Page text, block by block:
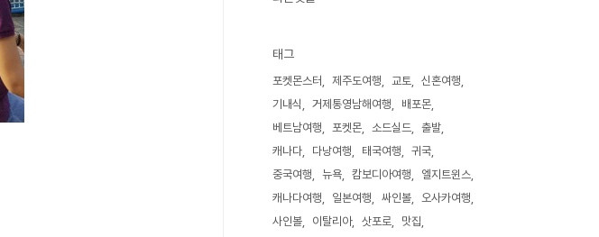
태그
포켓몬스터 제주도여행 교토
신혼여행
기내식
거제통영남해여행
배포몬
베트남여행
포켓몬 소드실드
출발
캐나다
다낭여행 태국여행
귀국
중국여행
뉴욕 캄보디아여행
엘지트윈스
캐나다여행
일본여행 싸인볼
오사카여행
사인볼
이탈리아 삿포로
맛집